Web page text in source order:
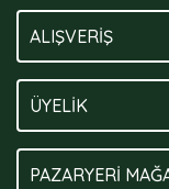
ALIŞVERİŞ
ÜYELİK
PAZARYERİ